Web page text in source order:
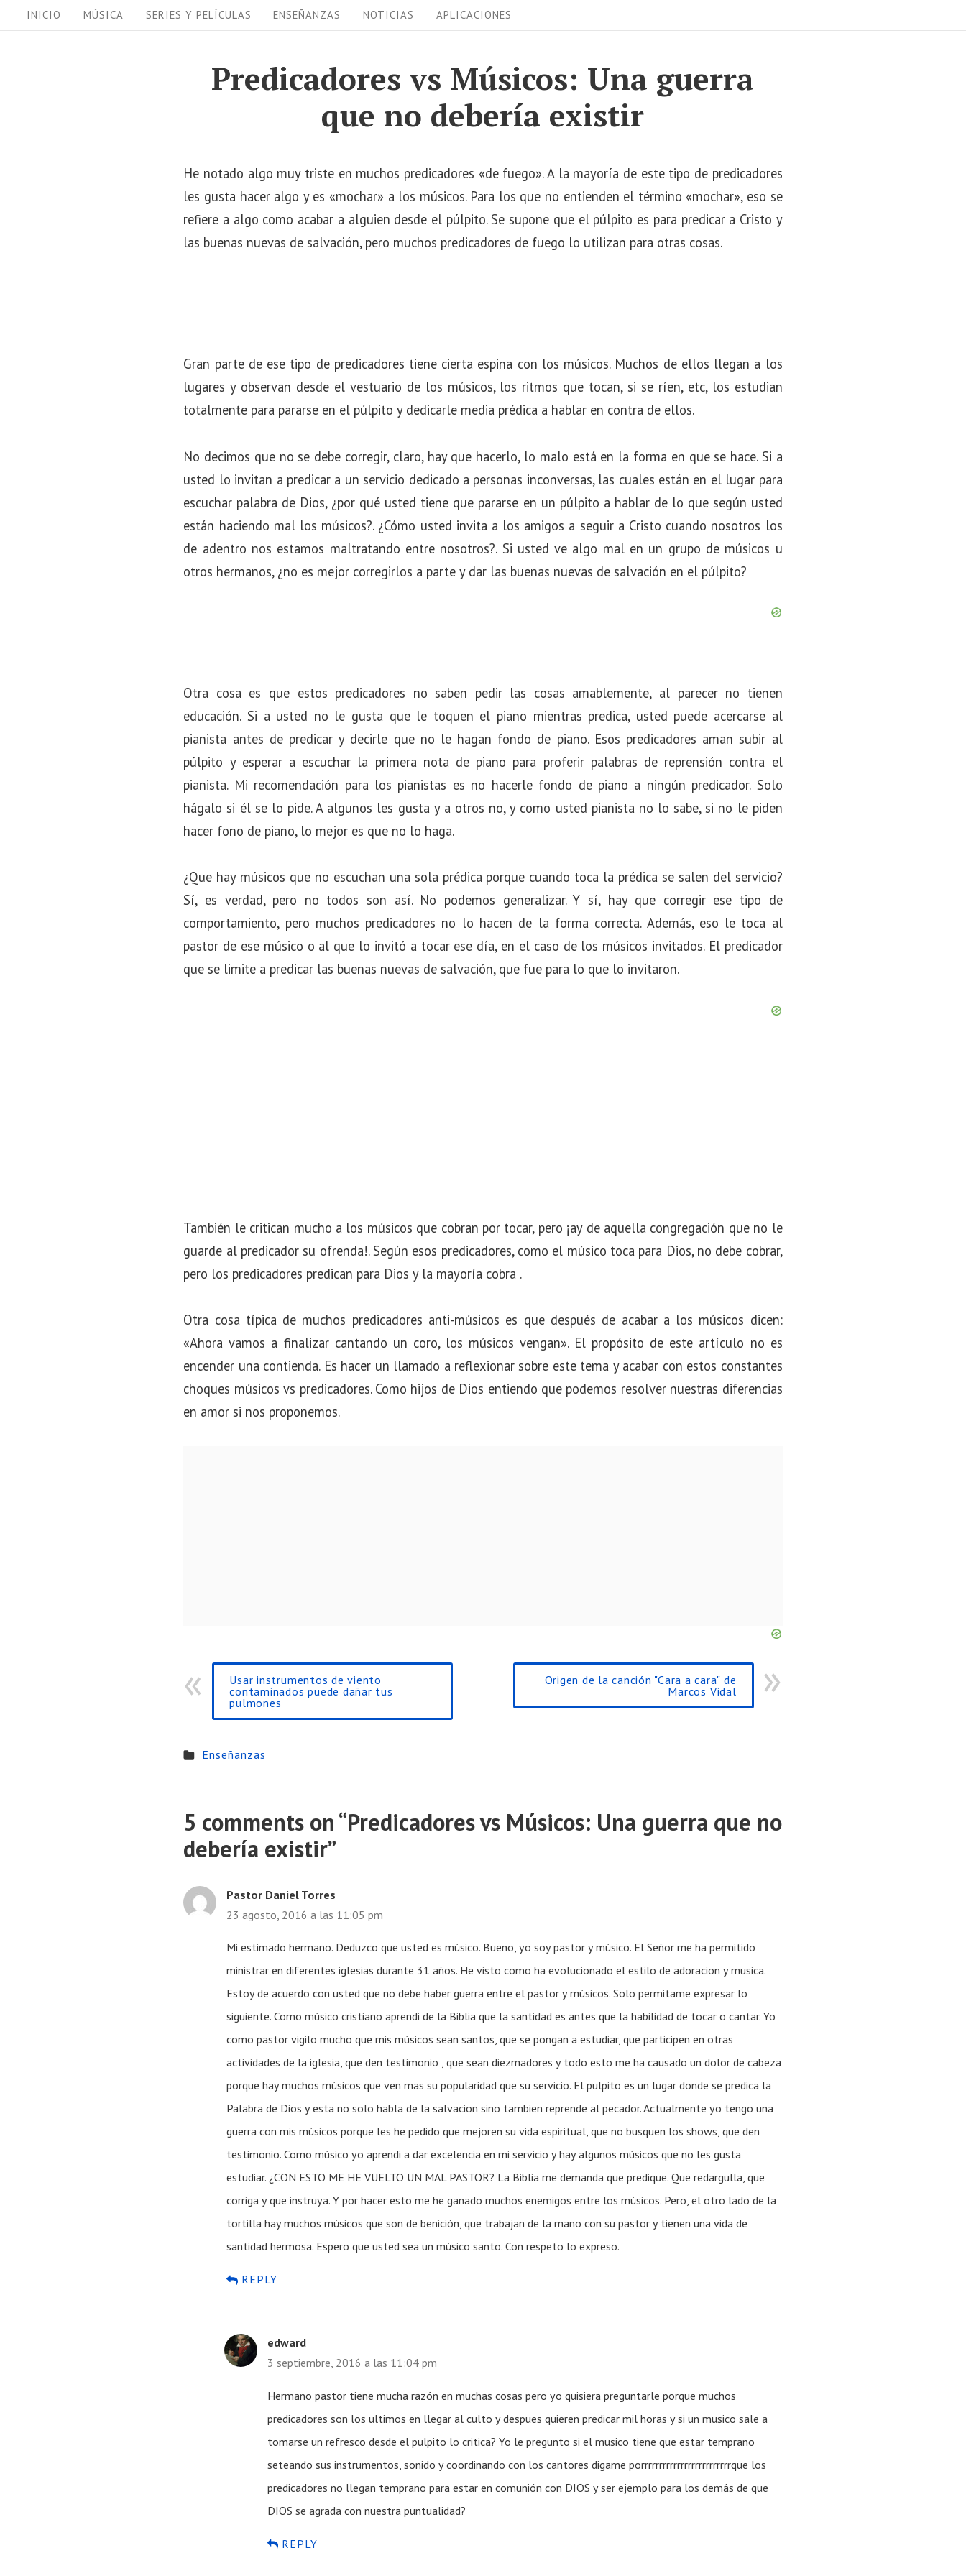
k
i
INICIO MÚSICA SERIES Y PELÍCULAS ENSEÑANZAS NOTICIAS APLICACIONES
Predicadores vs Músicos: Una guerra
que no debería existir
He notado algo muy triste en muchos predicadores «de fuego». A la mayoría de este tipo de predicadores
les gusta hacer algo y es «mochar» a los músicos. Para los que no entienden el término «mochar», eso se
refiere a algo como acabar a alguien desde el púlpito. Se supone que el púlpito es para predicar a Cristo y
las buenas nuevas de salvación, pero muchos predicadores de fuego lo utilizan para otras cosas.
Gran parte de ese tipo de predicadores tiene cierta espina con los músicos. Muchos de ellos llegan a los
lugares y observan desde el vestuario de los músicos, los ritmos que tocan, si se ríen, etc, los estudian
totalmente para pararse en el púlpito y dedicarle media prédica a hablar en contra de ellos.
No decimos que no se debe corregir, claro, hay que hacerlo, lo malo está en la forma en que se hace. Si a
usted lo invitan a predicar a un servicio dedicado a personas inconversas, las cuales están en el lugar para
escuchar palabra de Dios, ¿por qué usted tiene que pararse en un púlpito a hablar de lo que según usted
están haciendo mal los músicos?. ¿Cómo usted invita a los amigos a seguir a Cristo cuando nosotros los
de adentro nos estamos maltratando entre nosotros?. Si usted ve algo mal en un grupo de músicos u
otros hermanos, ¿no es mejor corregirlos a parte y dar las buenas nuevas de salvación en el púlpito?
Otra cosa es que estos predicadores no saben pedir las cosas amablemente, al parecer no tienen
educación. Si a usted no le gusta que le toquen el piano mientras predica, usted puede acercarse al
pianista antes de predicar y decirle que no le hagan fondo de piano. Esos predicadores aman subir al
púlpito y esperar a escuchar la primera nota de piano para proferir palabras de reprensión contra el
pianista. Mi recomendación para los pianistas es no hacerle fondo de piano a ningún predicador. Solo
hágalo si él se lo pide. A algunos les gusta y a otros no, y como usted pianista no lo sabe, si no le piden
hacer fono de piano, lo mejor es que no lo haga.
¿Que hay músicos que no escuchan una sola prédica porque cuando toca la prédica se salen del servicio?
Sí, es verdad, pero no todos son así. No podemos generalizar. Y sí, hay que corregir ese tipo de
comportamiento, pero muchos predicadores no lo hacen de la forma correcta. Además, eso le toca al
pastor de ese músico o al que lo invitó a tocar ese día, en el caso de los músicos invitados. El predicador
que se limite a predicar las buenas nuevas de salvación, que fue para lo que lo invitaron.
También le critican mucho a los músicos que cobran por tocar, pero ¡ay de aquella congregación que no le
guarde al predicador su ofrenda!. Según esos predicadores, como el músico toca para Dios, no debe cobrar,
pero los predicadores predican para Dios y la mayoría cobra .
Otra cosa típica de muchos predicadores anti-músicos es que después de acabar a los músicos dicen:
«Ahora vamos a finalizar cantando un coro, los músicos vengan». El propósito de este artículo no es
encender una contienda. Es hacer un llamado a reflexionar sobre este tema y acabar con estos constantes
choques músicos vs predicadores. Como hijos de Dios entiendo que podemos resolver nuestras diferencias
en amor si nos proponemos.
Usar instrumentos de viento
contaminados puede dañar tus
pulmones
Origen de la canción "Cara a cara" de
Marcos Vidal
Enseñanzas
5 comments on “Predicadores vs Músicos: Una guerra que no
debería existir”
Pastor Daniel Torres
23 agosto, 2016 a las 11:05 pm
Mi estimado hermano. Deduzco que usted es músico. Bueno, yo soy pastor y músico. El Señor me ha permitido
ministrar en diferentes iglesias durante 31 años. He visto como ha evolucionado el estilo de adoracion y musica.
Estoy de acuerdo con usted que no debe haber guerra entre el pastor y músicos. Solo permitame expresar lo
siguiente. Como músico cristiano aprendi de la Biblia que la santidad es antes que la habilidad de tocar o cantar. Yo
como pastor vigilo mucho que mis músicos sean santos, que se pongan a estudiar, que participen en otras
actividades de la iglesia, que den testimonio , que sean diezmadores y todo esto me ha causado un dolor de cabeza
porque hay muchos músicos que ven mas su popularidad que su servicio. El pulpito es un lugar donde se predica la
Palabra de Dios y esta no solo habla de la salvacion sino tambien reprende al pecador. Actualmente yo tengo una
guerra con mis músicos porque les he pedido que mejoren su vida espiritual, que no busquen los shows, que den
testimonio. Como músico yo aprendi a dar excelencia en mi servicio y hay algunos músicos que no les gusta
estudiar. ¿CON ESTO ME HE VUELTO UN MAL PASTOR? La Biblia me demanda que predique. Que redargulla, que
corriga y que instruya. Y por hacer esto me he ganado muchos enemigos entre los músicos. Pero, el otro lado de la
tortilla hay muchos músicos que son de benición, que trabajan de la mano con su pastor y tienen una vida de
santidad hermosa. Espero que usted sea un músico santo. Con respeto lo expreso.
REPLY
edward
3 septiembre, 2016 a las 11:04 pm
Hermano pastor tiene mucha razón en muchas cosas pero yo quisiera preguntarle porque muchos
predicadores son los ultimos en llegar al culto y despues quieren predicar mil horas y si un musico sale a
tomarse un refresco desde el pulpito lo critica? Yo le pregunto si el musico tiene que estar temprano
seteando sus instrumentos, sonido y coordinando con los cantores digame porrrrrrrrrrrrrrrrrrrrrrrrrque los
predicadores no llegan temprano para estar en comunión con DIOS y ser ejemplo para los demás de que
DIOS se agrada con nuestra puntualidad?
REPLY